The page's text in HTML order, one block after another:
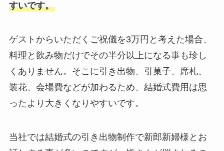
すいです。
ゲストからいただくご祝儀を3万円と考えた場合、
料理と飲み物だけでその半分以上になる事も珍し
くありません。そこに引き出物、引菓子、席札、
装花、会場費などが加わるため、結婚式費用は思
ったより大きくなりやすいです。
当社では結婚式の引き出物制作で新郎新婦様とお